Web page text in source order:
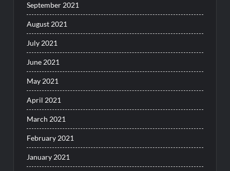
September 2021
August 2021
July 2021
June 2021
May 2021
April 2021
March 2021
February 2021
January 2021